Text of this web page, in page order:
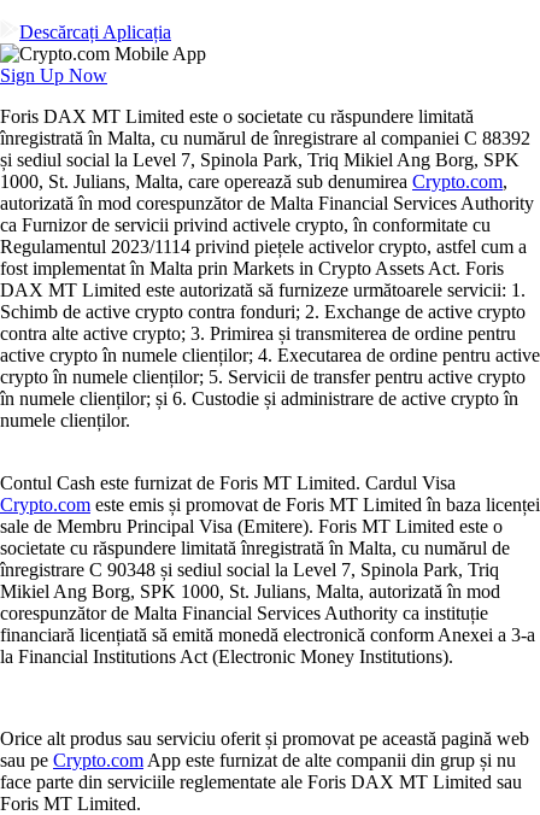
Descărcați Aplicația
Sign Up Now
Foris DAX MT Limited este o societate cu răspundere limitată
înregistrată în Malta, cu numărul de înregistrare al companiei C 88392
și sediul social la Level 7, Spinola Park, Triq Mikiel Ang Borg, SPK
1000, St. Julians, Malta, care operează sub denumirea Crypto.com,
autorizată în mod corespunzător de Malta Financial Services Authority
ca Furnizor de servicii privind activele crypto, în conformitate cu
Regulamentul 2023/1114 privind piețele activelor crypto, astfel cum a
fost implementat în Malta prin Markets in Crypto Assets Act. Foris
DAX MT Limited este autorizată să furnizeze următoarele servicii: 1.
Schimb de active crypto contra fonduri; 2. Exchange de active crypto
contra alte active crypto; 3. Primirea și transmiterea de ordine pentru
active crypto în numele clienților; 4. Executarea de ordine pentru active
crypto în numele clienților; 5. Servicii de transfer pentru active crypto
în numele clienților; și 6. Custodie și administrare de active crypto în
numele clienților.
Contul Cash este furnizat de Foris MT Limited. Cardul Visa
Crypto.com este emis și promovat de Foris MT Limited în baza licenței
sale de Membru Principal Visa (Emitere). Foris MT Limited este o
societate cu răspundere limitată înregistrată în Malta, cu numărul de
înregistrare C 90348 și sediul social la Level 7, Spinola Park, Triq
Mikiel Ang Borg, SPK 1000, St. Julians, Malta, autorizată în mod
corespunzător de Malta Financial Services Authority ca instituție
financiară licențiată să emită monedă electronică conform Anexei a 3-a
la Financial Institutions Act (Electronic Money Institutions).
Orice alt produs sau serviciu oferit și promovat pe această pagină web
sau pe Crypto.com App este furnizat de alte companii din grup și nu
face parte din serviciile reglementate ale Foris DAX MT Limited sau
Foris MT Limited.